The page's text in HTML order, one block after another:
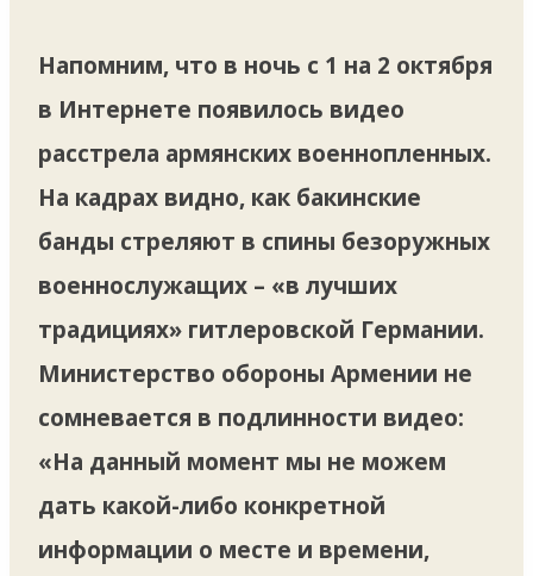
Напомним, что в ночь с 1 на 2 октября
в Интернете появилось видео
расстрела армянских военнопленных.
На кадрах видно, как бакинские
банды стреляют в спины безоружных
военнослужащих – «в лучших
традициях» гитлеровской Германии.
Министерство обороны Армении не
сомневается в подлинности видео:
«На данный момент мы не можем
дать какой-либо конкретной
информации о месте и времени,